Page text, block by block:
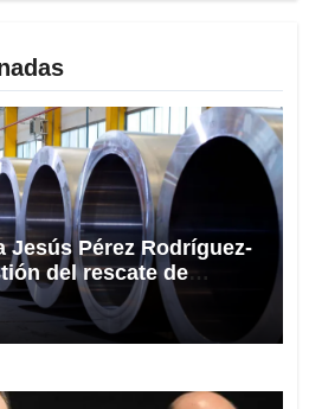
Jesús Pérez Rodríguez-
del rescate de